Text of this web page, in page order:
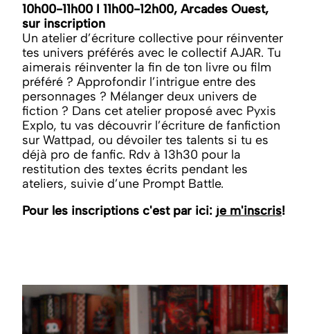
10h00-11h00 I 11h00-12h00, Arcades Ouest,
sur inscription
Un atelier d’écriture collective pour réinventer
tes univers préférés avec le collectif AJAR. Tu
aimerais réinventer la fin de ton livre ou film
préféré ? Approfondir l’intrigue entre des
personnages ? Mélanger deux univers de
fiction ? Dans cet atelier proposé avec Pyxis
Explo, tu vas découvrir l’écriture de fanfiction
sur Wattpad, ou dévoiler tes talents si tu es
déjà pro de fanfic. Rdv à 13h30 pour la
restitution des textes écrits pendant les
ateliers, suivie d’une Prompt Battle.
Pour les inscriptions c'est par ici: je m'inscris!